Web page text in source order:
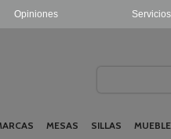
Opiniones
MESAS SILLAS